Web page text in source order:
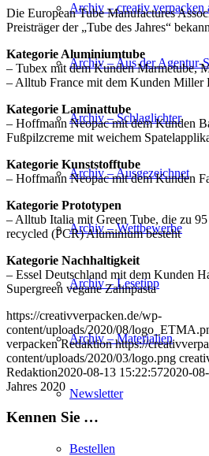
Archiv – creativ verpacken
Archiv – Aus der Agentur-
Archiv – Schlaglichter
Archiv – Ausgezeichnet
Archiv – Wettbewerbe
Archiv – Lesetipp
Archiv – Materialien
Newsletter
Bestellen
Die European Tube Manufactures
Preisträger der „Tube des Jahres“
Kategorie Aluminiumtube
– Tubex mit dem Kunden Marmetube,
– Alltub France mit dem Kunden Miller
Kategorie Laminattube
– Hoffmann Neopac mit dem Kunden
Fußpilzcreme mit weichem
Kategorie Kunststofftube
– Hoffmann Neopac mit dem Kunden
Kategorie Prototypen
– Alltub Italia mit Green Tube, die zu 95
recycled (PCR) Aluminium besteht
Kategorie Nachhaltigkeit
– Essel Deutschland mit dem Kunden
Supergreen vegane Zahnpasta
https://creativverpacken.de/wp-
content/uploads/2020/08/
verpacken Redaktion https://
content/uploads/2020/03/logo.png
Redaktion2020-08-13 15:22:572020-
Jahres 2020
Kennen Sie …